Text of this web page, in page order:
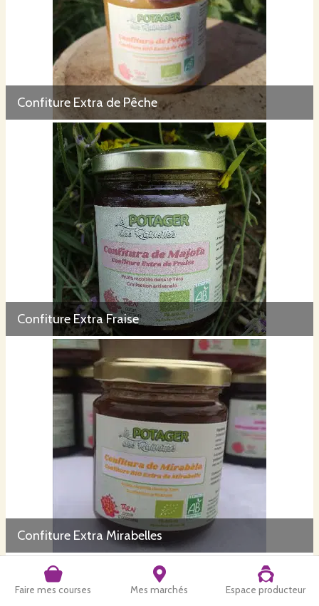
Faire mes courses Mes marchés Espace producteur
Confiture Extra de Pêche
Confiture Extra Fraise
Confiture Extra Mirabelles